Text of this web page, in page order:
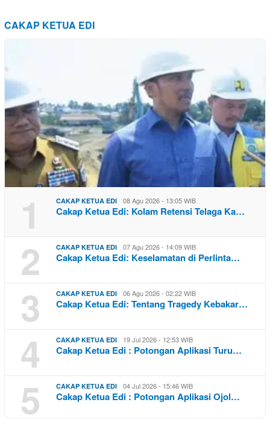
CAKAP KETUA EDI
1 CAKAP KETUA EDI 08 Agu 2026 - 13:05 WIB
Cakap Ketua Edi: Kolam Retensi Telaga Ka…
2 CAKAP KETUA EDI 07 Agu 2026 - 14:09 WIB
Cakap Ketua Edi: Keselamatan di Perlinta…
3 CAKAP KETUA EDI 06 Agu 2026 - 02:22 WIB
Cakap Ketua Edi: Tentang Tragedy Kebakar…
4 CAKAP KETUA EDI 19 Jul 2026 - 12:53 WIB
Cakap Ketua Edi : Potongan Aplikasi Turu…
5 CAKAP KETUA EDI 04 Jul 2026 - 15:46 WIB
Cakap Ketua Edi : Potongan Aplikasi Ojol…